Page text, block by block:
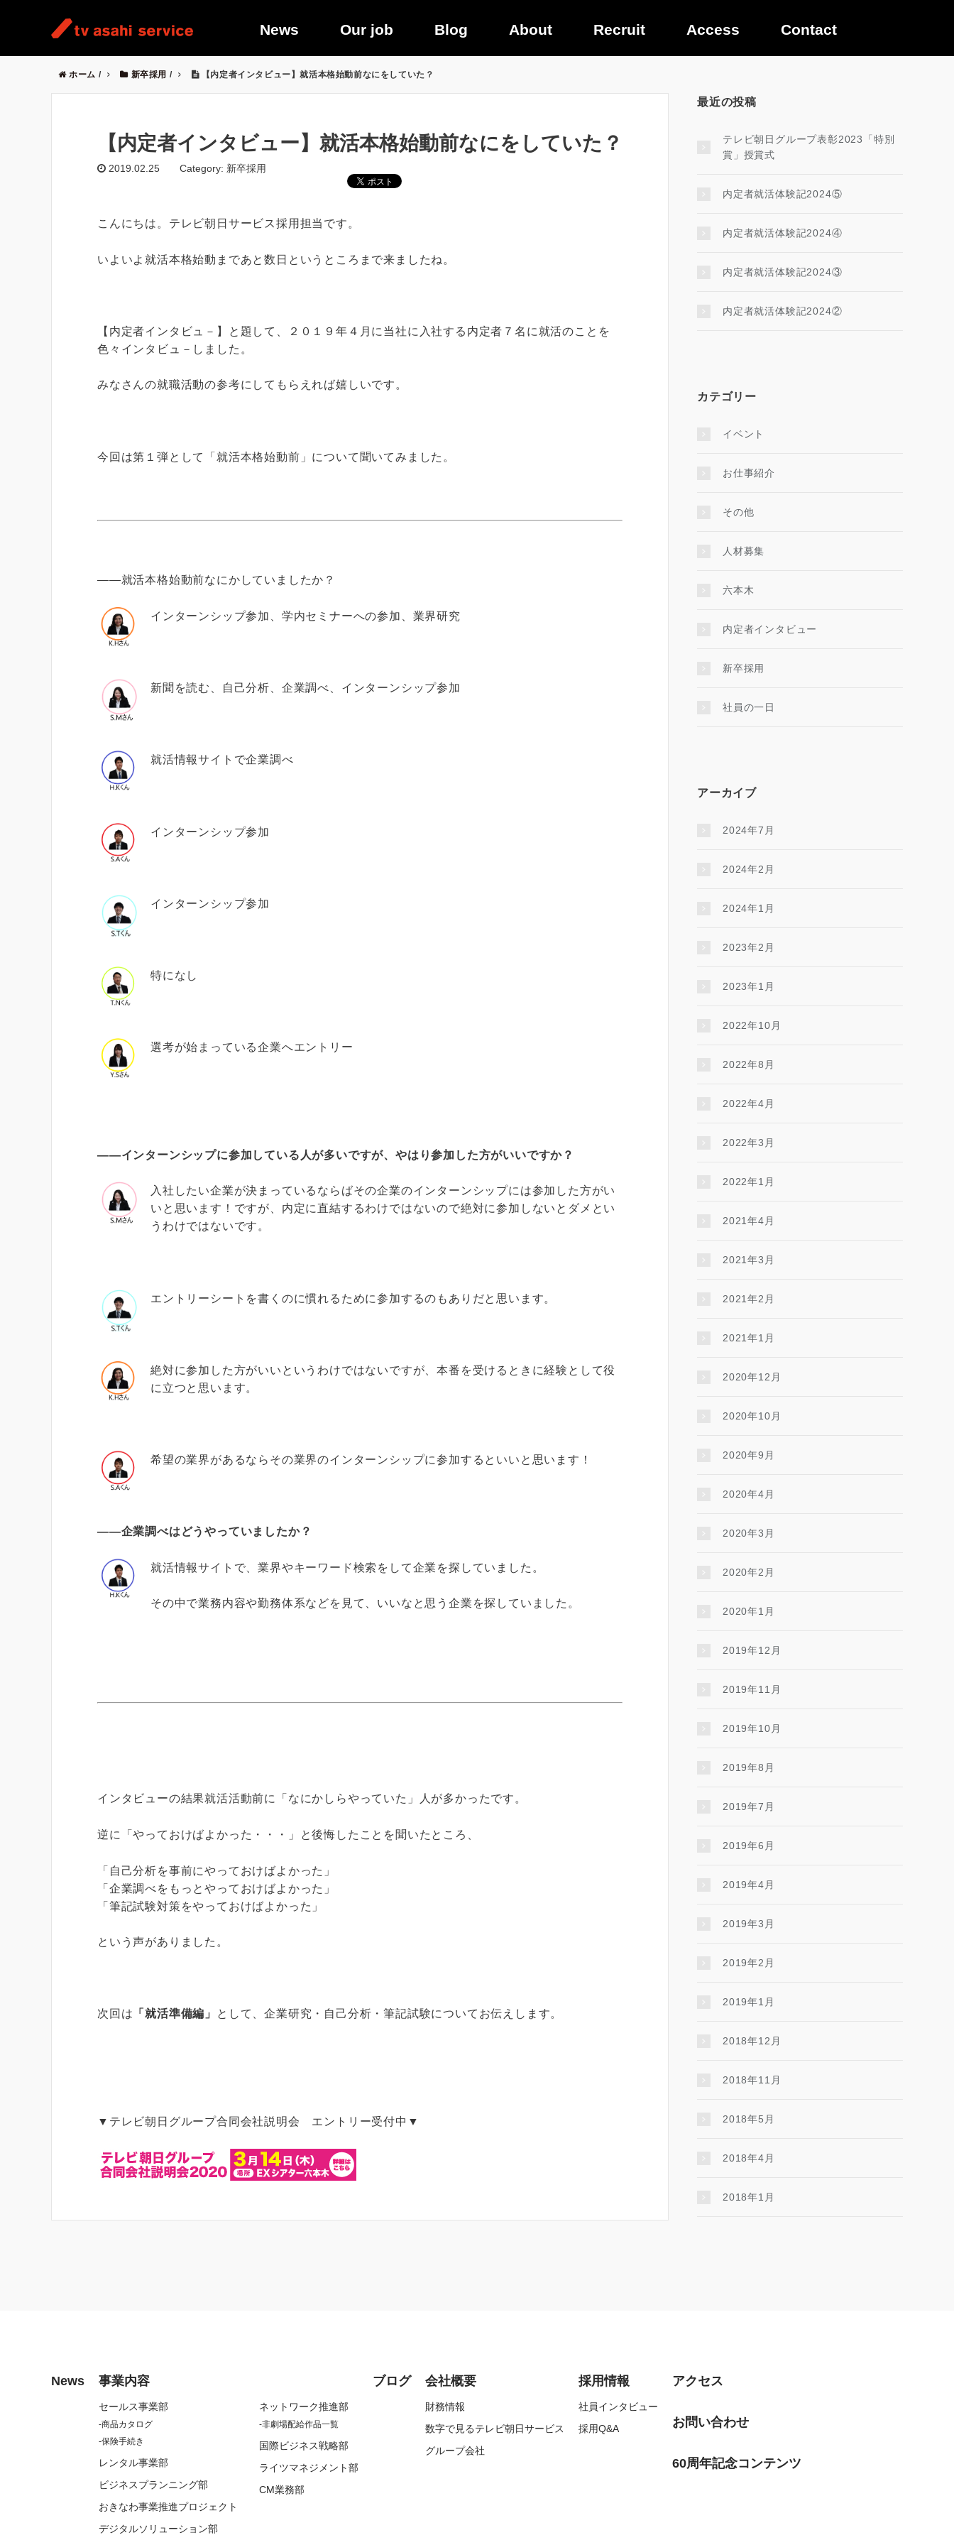
News Our job Blog About Recruit Access Contact
ホーム / 新卒採用 / 【内定者インタビュー】就活本格始動前なにをしていた？
【内定者インタビュー】就活本格始動前なにをしていた？
2019.02.25 Category: 新卒採用
こんにちは。テレビ朝日サービス採用担当です。
いよいよ就活本格始動まであと数日というところまで来ましたね。
【内定者インタビュ－】と題して、２０１９年４月に当社に入社する内定者７名に就活のことを
色々インタビュ－しました。
みなさんの就職活動の参考にしてもらえれば嬉しいです。
今回は第１弾として「就活本格始動前」について聞いてみました。
――就活本格始動前なにかしていましたか？
インターンシップ参加、学内セミナーへの参加、業界研究
新聞を読む、自己分析、企業調べ、インターンシップ参加
就活情報サイトで企業調べ
インターンシップ参加
インターンシップ参加
特になし
選考が始まっている企業へエントリー
――インターンシップに参加している人が多いですが、やはり参加した方がいいですか？
入社したい企業が決まっているならばその企業のインターンシップには参加した方がい
いと思います！ですが、内定に直結するわけではないので絶対に参加しないとダメとい
うわけではないです。
エントリーシートを書くのに慣れるために参加するのもありだと思います。
絶対に参加した方がいいというわけではないですが、本番を受けるときに経験として役
に立つと思います。
希望の業界があるならその業界のインターンシップに参加するといいと思います！
――企業調べはどうやっていましたか？
就活情報サイトで、業界やキーワード検索をして企業を探していました。
その中で業務内容や勤務体系などを見て、いいなと思う企業を探していました。
インタビューの結果就活活動前に「なにかしらやっていた」人が多かったです。
逆に「やっておけばよかった・・・」と後悔したことを聞いたところ、
「自己分析を事前にやっておけばよかった」
「企業調べをもっとやっておけばよかった」
「筆記試験対策をやっておけばよかった」
という声がありました。
次回は 「就活準備編」 として、企業研究・自己分析・筆記試験についてお伝えします。
▼テレビ朝日グループ合同会社説明会 エントリー受付中▼
最近の投稿
テレビ朝日グループ表彰2023「特別
賞」授賞式
内定者就活体験記2024⑤
内定者就活体験記2024④
内定者就活体験記2024③
内定者就活体験記2024②
カテゴリー
イベント
お仕事紹介
その他
人材募集
六本木
内定者インタビュー
新卒採用
社員の一日
アーカイブ
2024年7月
2024年2月
2024年1月
2023年2月
2023年1月
2022年10月
2022年8月
2022年4月
2022年3月
2022年1月
2021年4月
2021年3月
2021年2月
2021年1月
2020年12月
2020年10月
2020年9月
2020年4月
2020年3月
2020年2月
2020年1月
2019年12月
2019年11月
2019年10月
2019年8月
2019年7月
2019年6月
2019年4月
2019年3月
2019年2月
2019年1月
2018年12月
2018年11月
2018年5月
2018年4月
2018年1月
News 事業内容
セールス事業部
商品カタログ
保険手続き
レンタル事業部
ビジネスプランニング部
おきなわ事業推進プロジェクト
デジタルソリューション部
ネットワーク推進部
非劇場配給作品一覧
国際ビジネス戦略部
ライツマネジメント部
CM業務部
ブログ 会社概要
財務情報
数字で見るテレビ朝日サービス
グループ会社
採用情報
社員インタビュー
採用Q&A
アクセス
お問い合わせ
60周年記念コンテンツ